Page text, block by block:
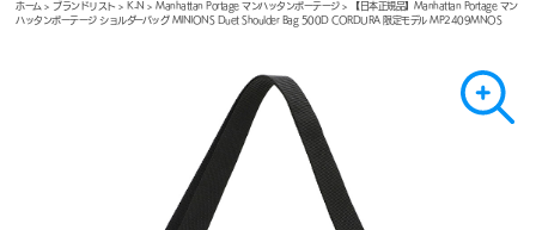
ホーム >ブランドリスト > K-N >Manhattan Portage マンハッタンポーテージ> 【日本正規品】Manhattan Portage マン
ハッタンポーテージ ショルダーバッグ MINIONS Duet Shoulder Bag 500D CORDURA 限定モデル MP2409MNOS